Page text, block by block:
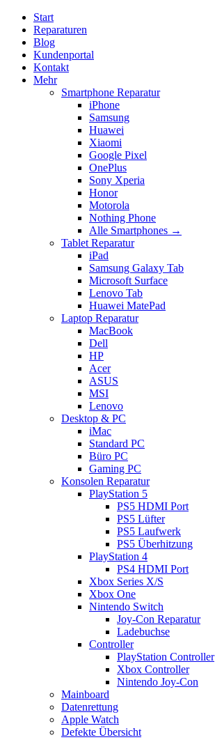
Start
Reparaturen
Blog
Kundenportal
Kontakt
Mehr
Smartphone Reparatur
iPhone
Samsung
Huawei
Xiaomi
Google Pixel
OnePlus
Sony Xperia
Honor
Motorola
Nothing Phone
Alle Smartphones →
Tablet Reparatur
iPad
Samsung Galaxy Tab
Microsoft Surface
Lenovo Tab
Huawei MatePad
Laptop Reparatur
MacBook
Dell
HP
Acer
ASUS
MSI
Lenovo
Desktop & PC
iMac
Standard PC
Büro PC
Gaming PC
Konsolen Reparatur
PlayStation 5
PS5 HDMI Port
PS5 Lüfter
PS5 Laufwerk
PS5 Überhitzung
PlayStation 4
PS4 HDMI Port
Xbox Series X/S
Xbox One
Nintendo Switch
Joy-Con Reparatur
Ladebuchse
Controller
PlayStation Controller
Xbox Controller
Nintendo Joy-Con
Mainboard
Datenrettung
Apple Watch
Defekte Übersicht